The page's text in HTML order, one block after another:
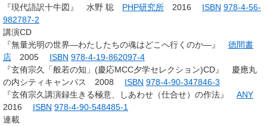
『現代語訳十牛図』 水野 聡 PHP研究所 2016 ISBN 978-4-56-
982787-2
講演CD
『無量光明の世界―わたしたちの魂はどこへ行くのか―』 徳間書
店 2005 ISBN 978-4-19-862097-4
『玄侑宗久「般若の知」(慶応MCC夕学セレクション)CD』 慶應丸
の内シティキャンパス 2008 ISBN 978-4-90-347846-3
『玄侑宗久講演録生きる極意、しあわせ（仕合せ）の作法』 ANY
2016 ISBN 978-4-90-548485-1
連載